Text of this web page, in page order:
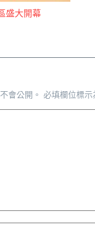
盛大開幕
會公開。 必填欄位標示